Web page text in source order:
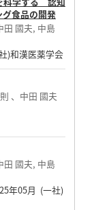
食品の開発
田 國夫, 中島
)和漢医薬学会
、中田 國夫
田 國夫, 中島
年05月 (一社)